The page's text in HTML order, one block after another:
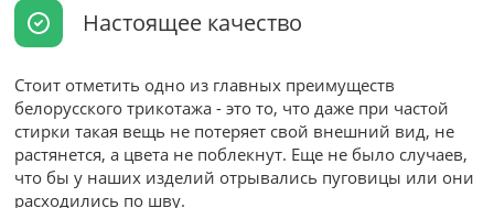
Настоящее качество
Стоит отметить одно из главных преимуществ
белорусского трикотажа - это то, что даже при частой
стирки такая вещь не потеряет свой внешний вид, не
растянется, а цвета не поблекнут. Еще не было случаев,
что бы у наших изделий отрывались пуговицы или они
расходились по шву.